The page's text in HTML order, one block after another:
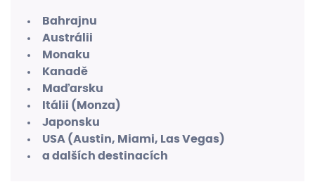
Bahrajnu
Austrálii
Monaku
Kanadě
Maďarsku
Itálii (Monza)
Japonsku
USA (Austin, Miami, Las Vegas)
a dalších destinacích